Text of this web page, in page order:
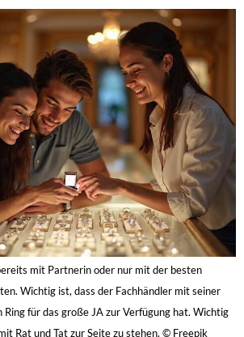
Juweliere: Der YES-DAY! im